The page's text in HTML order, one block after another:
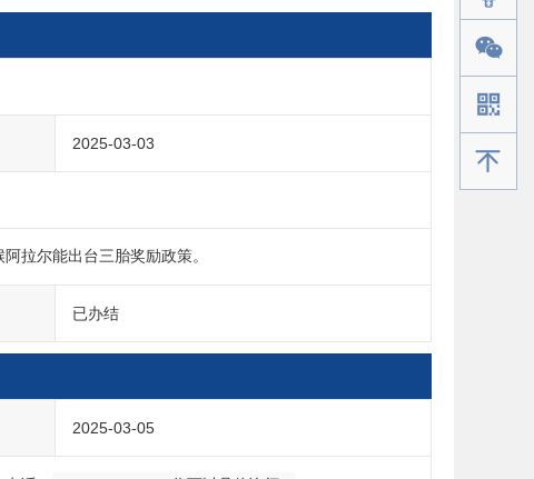
2025-03-03
拉尔能出台三胎奖励政策。
已办结
2025-03-05
手机版